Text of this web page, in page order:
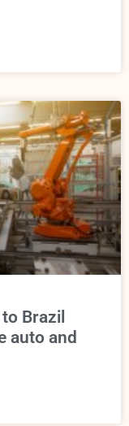
Brazil
auto and